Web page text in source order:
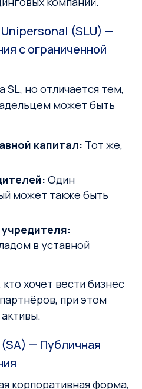
(SLU) —
с ограниченной
но отличается тем,
может быть
капитал: Тот же,
Один
может также быть
в уставной
хочет вести бизнес
при этом
— Публичная
корпоративная форма,